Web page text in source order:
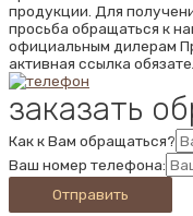
продукции. Для
просьба обращаться к
официальным дилерам
активная ссылка
заказать
Как к Вам обращаться?
Ваш номер телефона:
Отправить